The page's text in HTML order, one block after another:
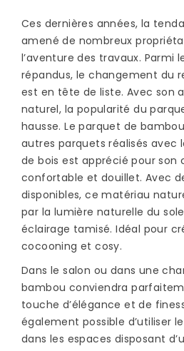
Ces dernières années, la
amené de nombreux
l’aventure des travaux. Parmi
répandus, le changement du
est en tête de liste. Avec son
naturel, la popularité du
hausse. Le parquet de
autres parquets réalisés avec
de bois est apprécié pour son
confortable et douillet. Avec
disponibles, ce matériau
par la lumière naturelle du
éclairage tamisé. Idéal pour
cocooning et cosy.
Dans le salon ou dans une
bambou conviendra
touche d’élégance et de
également possible d’utiliser
dans les espaces disposant